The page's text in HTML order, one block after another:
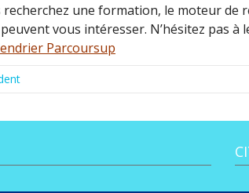
recherchez une formation, le moteur de
vous intéresser. N’hésitez pas
Parcoursup